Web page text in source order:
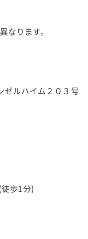
ります。
ルハイム２０３号
徒歩1分)